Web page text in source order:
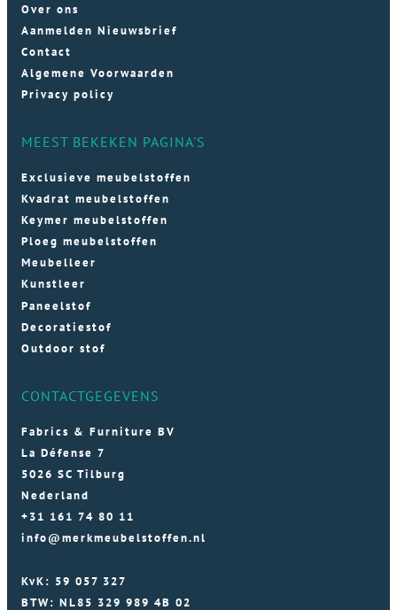
Over ons
Aanmelden Nieuwsbrief
Contact
Algemene Voorwaarden
Privacy policy
MEEST BEKEKEN PAGINA'S
Exclusieve meubelstoffen
Kvadrat meubelstoffen
Keymer meubelstoffen
Ploeg meubelstoffen
Meubelleer
Kunstleer
Paneelstof
Decoratiestof
Outdoor stof
CONTACTGEGEVENS
Fabrics & Furniture BV
La Défense 7
5026 SC Tilburg
Nederland
+31 161 74 80 11
info@merkmeubelstoffen.nl
KvK: 59 057 327
BTW: NL85 329 989 4B 02